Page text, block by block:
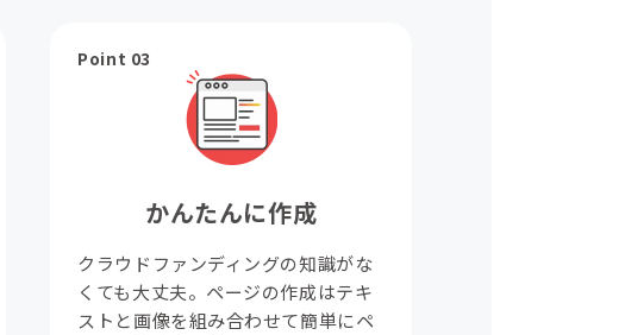
Point 03
かんたんに作成
クラウドファンディングの知識がな
くても大丈夫。ページの作成はテキ
ストと画像を組み合わせて簡単にペ